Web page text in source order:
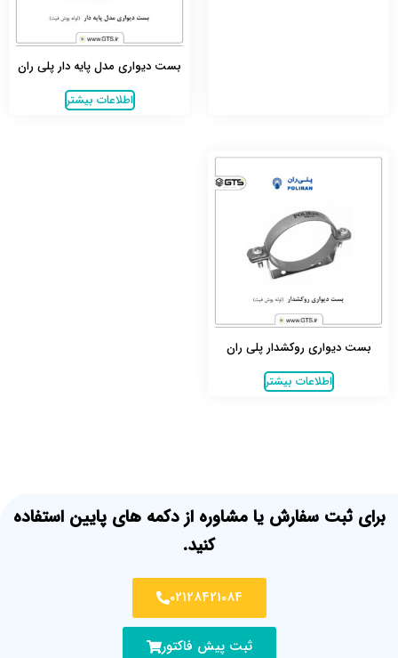
بست دیواری مدل پایه دار پلی ران
اطلاعات بیشتر
بست دیواری روکشدار پلی ران
اطلاعات بیشتر
برای ثبت سفارش یا مشاوره از دکمه های پایین استفاده
کنید.
02128421084
ثبت پیش فاکتور